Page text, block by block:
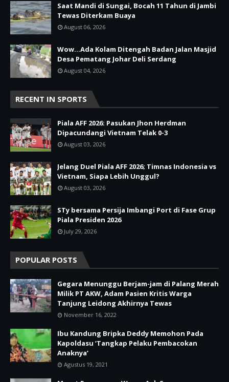
Saat Mandi di Sungai, Bocah 11 Tahun di Jambi
Tewas Diterkam Buaya
August 06, 2026
Wow...Ada Kolam Ditengah Badan Jalan Masjid
Desa Pematang Johar Deli Serdang
August 04, 2026
RECENT IN SPORTS
Piala AFF 2026: Pasukan Jhon Herdman
Dipacundangi Vietnam Telak 0-3
August 03, 2026
Jelang Duel Piala AFF 2026; Timnas Indonesia vs
Vietnam, Siapa Lebih Unggul?
August 03, 2026
STy bersama Persija Imbangi Port di Fase Grup
Piala Presiden 2026
July 29, 2026
POPULAR POSTS
Gegara Menunggu Berjam-jam di Palang Merah
Milik PT AKW, Adam Pasien Kritis Warga
Tanjung Leidong Akhirnya Tewas
November 16, 2022
Ibu Kandung Bripka Deddy Memohon Pada
Kapoldasu ‘Tangkap Pelaku Pembacokan
Anaknya’
Agustus 19, 2021